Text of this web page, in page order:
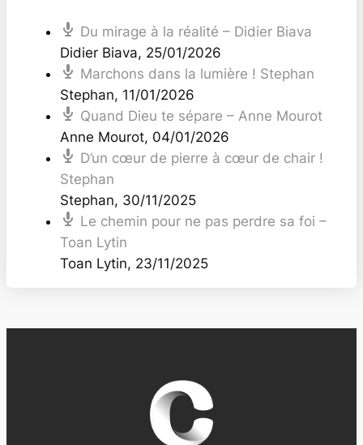
Du mirage à la réalité – Didier Biava
Didier Biava, 25/01/2026
Marchons dans la lumière ! Stephan
Stephan, 11/01/2026
Quand Dieu te sépare – Anne Mourot
Anne Mourot, 04/01/2026
D’un cœur de pierre à cœur de chair !
Stephan
Stephan, 30/11/2025
Le chemin pour ne pas perdre sa foi –
Toan Lytin
Toan Lytin, 23/11/2025